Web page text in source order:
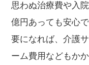
思わぬ治療費や入
億円あっても安心
要になれば、介護
ーム費用などもかか